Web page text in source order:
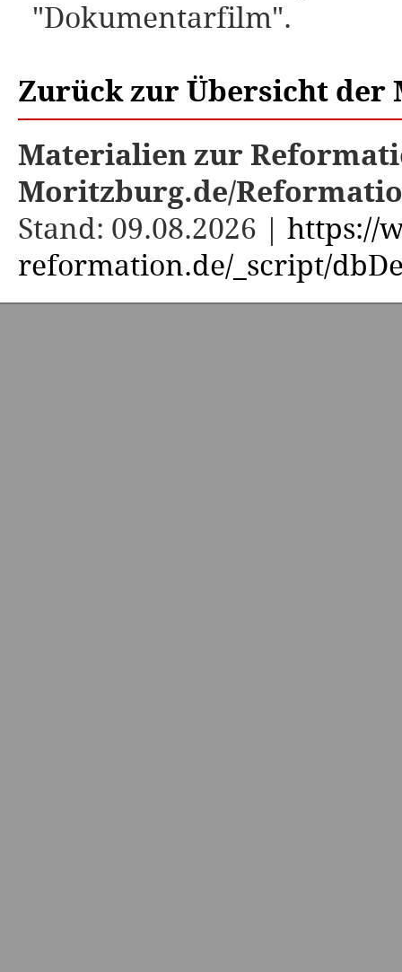
"Dokumentarfilm".
Zurück zur Übersicht der
Materialien zur
Moritzburg.de/
Stand: 09.08.2026 | https://
reformation.de/_script/